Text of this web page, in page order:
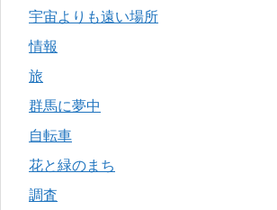
宇宙よりも遠い場所
情報
旅
群馬に夢中
自転車
花と緑のまち
調査